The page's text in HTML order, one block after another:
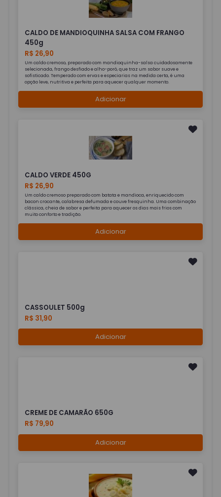
CALDO DE MANDIOQUINHA SALSA COM FRANGO
450g
R$ 26,90
Um caldo cremoso, preparado com mandioquinha-salsa cuidadosamente
selecionada, frango desfiado e alho-poró, que traz um sabor suave e
sofisticado. Temperado com ervas e especiarias na medida certa, é uma
opção leve, nutritiva e perfeita para aquecer qualquer momento.
Adicionar
CALDO VERDE 450G
R$ 26,90
Um caldo cremoso preparado com batata e mandioca, enriquecido com
bacon crocante, calabresa defumada e couve fresquinha. Uma combinação
clássica, cheia de sabor e perfeita para aquecer os dias mais frios com
muito conforto e tradição.
Adicionar
CASSOULET 500g
R$ 31,90
Adicionar
CREME DE CAMARÃO 650G
R$ 79,90
Adicionar